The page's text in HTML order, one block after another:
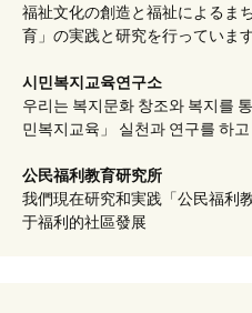
福祉文化の創造と福祉によるま
育」の実践と研究を行っています
시민복지교육연구소
우리는 복지문화 창조와 복지를
민복지교육」 실천과 연구를 하
公民福利教育研究所
我們現在研究和実践「公民福利
于福利的社區發展